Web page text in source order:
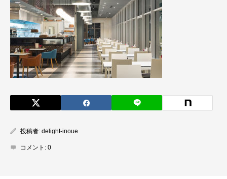
投稿者: delight-inoue
コメント: 0